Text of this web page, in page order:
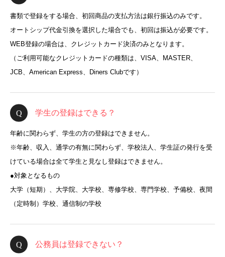
書類で登録をする場合、初回商品の支払方法は銀行振込のみです。
オートシップ代金引換を選択した場合でも、初回は振込が必要です。
WEB登録の場合は、クレジットカード決済のみとなります。
（ご利用可能なクレジットカードの種類は、VISA、MASTER、
JCB、American Express、Diners Clubです）
学生の登録はできる？
年齢に関わらず、学生の方の登録はできません。
※年齢、収入、通学の有無に関わらず、学校法人、学生証の発行を受
けている場合は全て学生と見なし登録はできません。
●対象となるもの
大学（短期）、大学院、大学校、専修学校、専門学校、予備校、夜間
（定時制）学校、通信制の学校
公務員は登録できない？